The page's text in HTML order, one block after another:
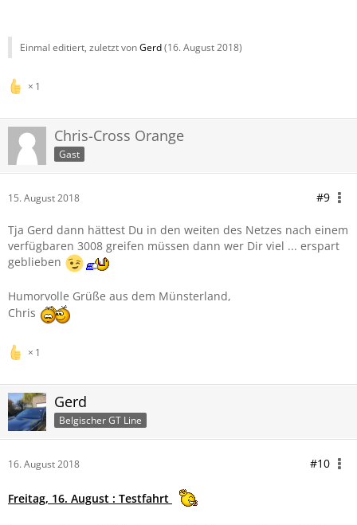
Einmal editiert, zuletzt vonGerd(16. August 2018)
1
Chris-Cross Orange
Gast
15. August 2018 #9
Tja Gerd dann hättest Du in den weiten des Netzes nach einem
verfügbaren 3008 greifen müssen dann wer Dir viel ... erspart
geblieben
Humorvolle Grüße aus dem Münsterland,
Chris
1
Gerd
Belgischer GT Line
16. August 2018 #10
Freitag, 16. August : Testfahrt